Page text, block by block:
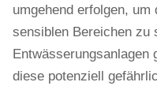
umgehend erfolgen,
sensiblen Bereichen zu
Entwässerungsanlagen
diese potenziell